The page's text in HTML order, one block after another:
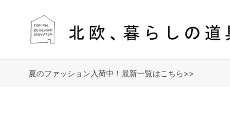
夏のファッション入荷中！最新一覧はこちら>>